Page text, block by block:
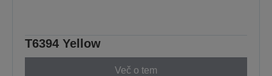
T6394 Yellow
Več o tem